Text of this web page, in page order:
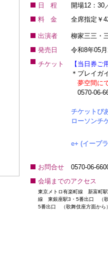
日程
開場12：30
料金
全席指定￥
出演者
柳家三三・
発売日
令和8年05
チケット
【当日券ご
＊プレイガ
夢空間に
0570-06-
チケットぴ
ローソンチ
e+ (イープ
お問合せ
0570-06-
会場までのアクセス
東京メトロ有楽町線 新富町
線 東銀座駅3・5番出口 （
5番出口 （歌舞伎座方面から